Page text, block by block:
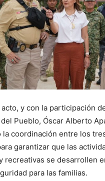
y con la participación
Pueblo, Óscar Alberto
la coordinación entre los
garantizar que las
recreativas se desarrollen
para las familias.